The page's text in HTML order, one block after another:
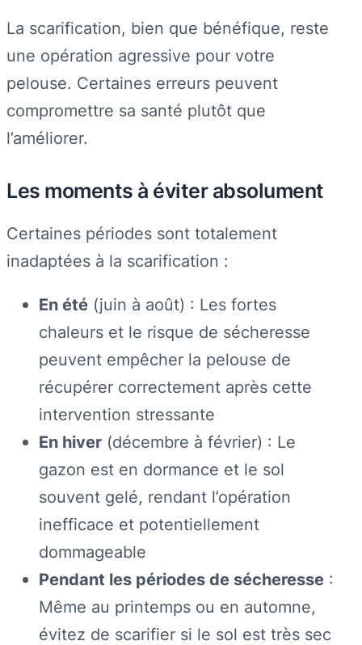
La scarification, bien que bénéfique, reste
une opération agressive pour votre
pelouse. Certaines erreurs peuvent
compromettre sa santé plutôt que
l’améliorer.
Les moments à éviter absolument
Certaines périodes sont totalement
inadaptées à la scarification :
En été (juin à août) : Les fortes
chaleurs et le risque de sécheresse
peuvent empêcher la pelouse de
récupérer correctement après cette
intervention stressante
En hiver (décembre à février) : Le
gazon est en dormance et le sol
souvent gelé, rendant l’opération
inefficace et potentiellement
dommageable
Pendant les périodes de sécheresse :
Même au printemps ou en automne,
évitez de scarifier si le sol est très sec